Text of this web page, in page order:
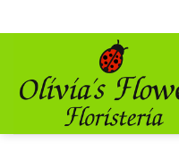
to